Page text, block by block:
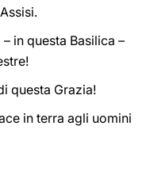
in questa Basilica –
questa Grazia!
in terra agli uomini